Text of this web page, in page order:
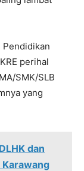
Pendidikan
perihal
SMK/SLB
yang
dan
Karawang